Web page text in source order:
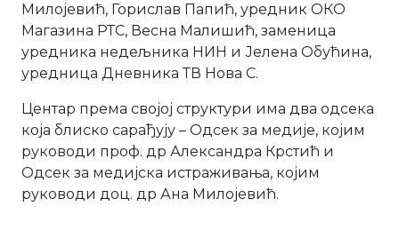
Милојевић, Горислав Папић, уредник ОКО
Магазина РТС, Весна Малишић, заменица
уредника недељника НИН и Јелена Обућина,
уредница Дневника ТВ Нова С.
Центар према својој структури има два одсека
која блиско сарађују – Одсек за медије, којим
руководи проф. др Александра Крстић и
Одсек за медијска истраживања, којим
руководи доц. др Ана Милојевић.